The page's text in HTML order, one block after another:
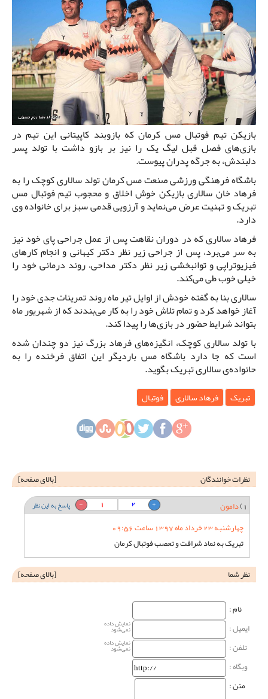
بازیکن تیم فوتبال مس کرمان که بازوبند کاپیتانی این تیم در
بازی‌های فصل قبل لیگ یک را نیز بر بازو داشت با تولد پسر
دلبندش، به جرگه پدران پیوست.
باشگاه فرهنگی ورزشی صنعت مس کرمان تولد سالاری کوچک را به
فرهاد خان سالاری بازیکن خوش اخلاق و محجوب تیم فوتبال مس
تبریک و تهنیت عرض می‌نماید و آرزویی قدمی سبز برای خانواده وی
دارد.
فرهاد سالاری که در دوران نقاهت پس از عمل جراحی پای خود نیز
به سر می‌برد، پس از جراحی زیر نظر دکتر کیهانی و انجام کارهای
فیزیوتراپی و توانبخشی زیر نظر دکتر مداحی، روند درمانی خود را
خیلی خوب طی می‌‌کند.
سالاری بنا به گفته خودش از اوایل تیر ماه روند تمرینات جدی خود را
آغاز خواهد کرد و تمام تلاش خود را به کار می‌بندند که از شهریور ماه
بتواند شرایط حضور در بازی‌ها را پیدا کند.
با تولد سالاری کوچک، انگیزه‌های فرهاد بزرگ نیز دو چندان شده
است که جا دارد باشگاه مس باردیگر این اتفاق فرخنده را به
حانواده‌ی سالاری تبریک بگوید.
تبریک فرهاد سالاری فوتبال
نظرات خوانندگان [بالای صفحه]
1) دامون پاسخ به این نظر 1
2
چهارشنبه 23 خرداد ماه 1397 ساعت 09:56
تبریک به نماد شرافت و تعصب فوتبال کرمان
نظر شما
[بالای صفحه]
نام‌ :
ایمیل :
نمایش داده
نمی‌شود
تلفن : نمایش داده
نمی‌شود
وبگاه‌ :
متن :